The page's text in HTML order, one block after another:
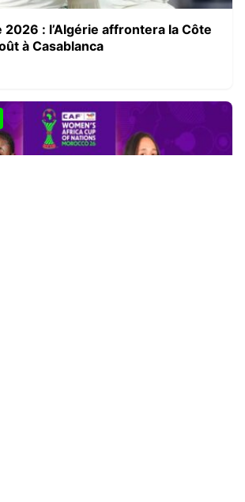
2026 : l’Algérie affrontera la Côte
à Casablanca